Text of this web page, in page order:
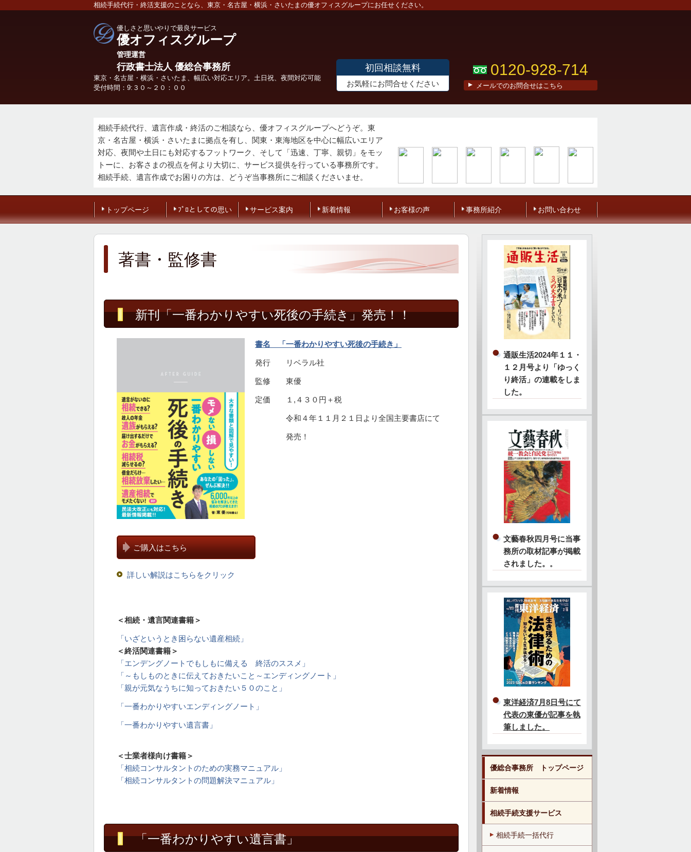
相続手続代行・終活支援のことなら、東京・名古屋・横浜・さいたまの優オフィスグループにお任せください。
優しさと思いやりで最良サービス
優オフィスグループ
管理運営
行政書士法人 優総合事務所
東京・名古屋・横浜・さいたま、幅広い対応エリア。土日祝、夜間対応可能
受付時間：9:３０～２０：００
初回相談無料
お気軽にお問合せください
0120-928-714
メールでのお問合せはこちら
相続手続代行、遺言作成・終活のご相談なら、優オフィスグループへどうぞ。東
京・名古屋・横浜・さいたまに拠点を有し、関東・東海地区を中心に幅広いエリア
対応、夜間や土日にも対応するフットワーク、そして「迅速、丁寧、親切」をモッ
トーに、お客さまの視点を何より大切に、サービス提供を行っている事務所です。
相続手続、遺言作成でお困りの方は、どうぞ当事務所にご相談くださいませ。
トップページ ﾌﾟﾛとしての思い サービス案内 新着情報 お客様の声 事務所紹介 お問い合わせ
著書・監修書
新刊「一番わかりやすい死後の手続き」発売！！
書名 「一番わかりやすい死後の手続き」
発行 リベラル社
監修 東優
定価 １,４３０円＋税
令和４年１１月２１日より全国主要書店にて
発売！
ご購入はこちら
詳しい解説はこちらをクリック
＜相続・遺言関連書籍＞
「いざというとき困らない遺産相続」
＜終活関連書籍＞
「エンデングノートでもしもに備える 終活のススメ」
「～もしものときに伝えておきたいこと～エンディングノート」
「親が元気なうちに知っておきたい５０のこと」
「一番わかりやすいエンディングノート」
「一番わかりやすい遺言書」
＜士業者様向け書籍＞
「相続コンサルタントのための実務マニュアル」
「相続コンサルタントの問題解決マニュアル」
「一番わかりやすい遺言書」
通販生活2024年１１・
１２月号より「ゆっく
り終活」の連載をしま
した。
文藝春秋四月号に当事
務所の取材記事が掲載
されました。 。
東洋経済7月8日号にて
代表の東優が記事を執
筆しました。
優総合事務所 トップページ
新着情報
相続手続支援サービス
相続手続一括代行